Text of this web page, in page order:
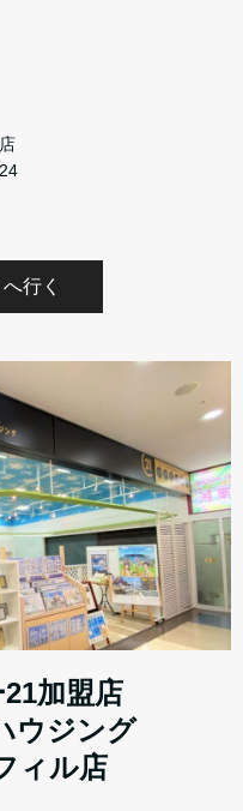
行く
加盟店
ウジング
ィル店